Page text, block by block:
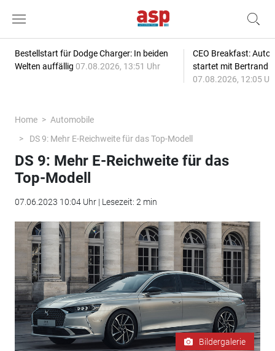
Bestellstart für Dodge Charger: In beiden
Welten auffällig 07.08.2026, 13:51 Uhr
CEO Breakfast:
startet mit Bertrand
07.08.2026, 12:05
Home
Automobile
DS 9: Mehr E-Reichweite für das Top-Modell
DS 9: Mehr E-Reichweite für das
Top-Modell
07.06.2023 10:04 Uhr | Lesezeit: 2 min
Bildergalerie